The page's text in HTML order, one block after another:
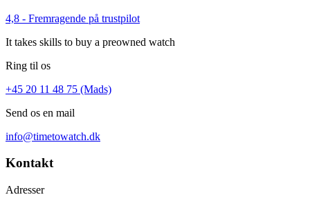
4,8 - Fremragende på trustpilot
It takes skills to buy a preowned watch
Ring til os
+45 20 11 48 75 (Mads)
Send os en mail
info@timetowatch.dk
Kontakt
Adresser